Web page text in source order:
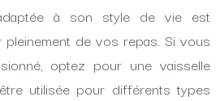
à son style de vie est
de vos repas. Si vous
optez pour une vaisselle
utilisée pour différents types